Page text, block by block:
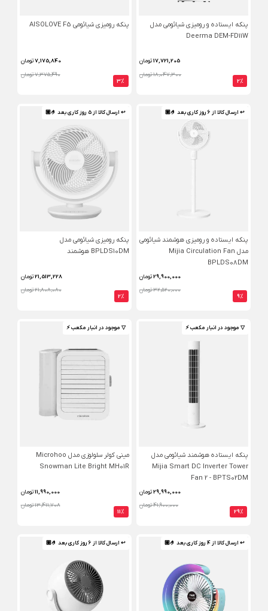
پنکه ایستاده و رومیزی شیائومی مدل
Deerma DEM-FD11W
17,721,205تومان
18,047,300 تومان
2%
پنکه رومیزی شیائومی AISOLOVE F5
7,175,840تومان
7,375,490 تومان
3%
↩ ارسال کالا از 6 روز کاری بعد 🤌🏼
پنکه ایستاده و رومیزی هوشمند شیائومی
مدل Mijia Circulation Fan
BPLDS08DM
29,900,000تومان
32,520,000 تومان
9%
↩ ارسال کالا از 5 روز کاری بعد 🤌🏼
پنکه رومیزی شیائومی مدل
BPLDS10DM هوشمند
21,513,228تومان
21,808,080 تومان
2%
▽ موجود در انبار مکعب ⚡️
پنکه ایستاده هوشمند شیائومی مدل
Mijia Smart DC Inverter Tower
Fan 2 - BPTS02DM
29,990,000تومان
41,900,000 تومان
29%
▽ موجود در انبار مکعب ⚡️
مینی کولر سلولوزی مدل Microhoo
Snowman Lite Bright MH01R
11,990,000تومان
13,411,708 تومان
11%
↩ ارسال کالا از 4 روز کاری بعد 🤌🏼 ↩ ارسال کالا از 6 روز کاری بعد 🤌🏼